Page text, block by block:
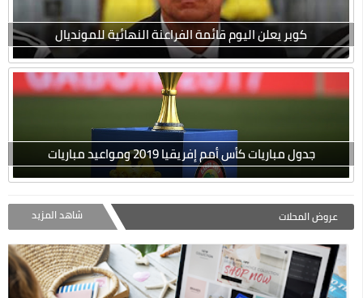
كوبر يعلن اليوم قائمة الفراعنة النهائية للمونديال
جدول مباريات كأس أمم إفريقيا 2019 ومواعيد مباريات
عروض المحلات شاهد المزيد